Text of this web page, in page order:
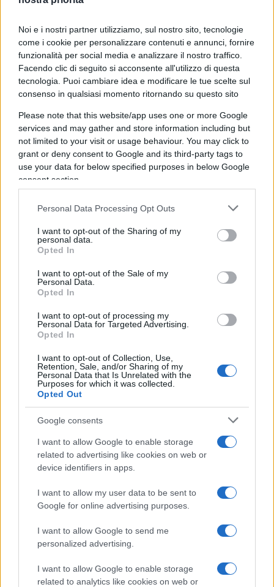
Noi e i nostri partner utilizziamo, sul nostro sito, tecnologie
come i cookie per personalizzare contenuti e annunci, fornire
funzionalità per social media e analizzare il nostro traffico.
Facendo clic di seguito si acconsente all'utilizzo di questa
tecnologia. Puoi cambiare idea e modificare le tue scelte sul
consenso in qualsiasi momento ritornando su questo sito
Please note that this website/app uses one or more Google
services and may gather and store information including but
not limited to your visit or usage behaviour. You may click to
grant or deny consent to Google and its third-party tags to
use your data for below specified purposes in below Google
consent section.
Personal Data Processing Opt Outs
I want to opt-out of the Sharing of my
personal data.
Opted In
I want to opt-out of the Sale of my
Personal Data.
Opted In
I want to opt-out of processing my
Personal Data for Targeted Advertising.
Opted In
I want to opt-out of Collection, Use,
Retention, Sale, and/or Sharing of my
Personal Data that Is Unrelated with the
Purposes for which it was collected.
Opted Out
Google consents
I want to allow Google to enable storage
related to advertising like cookies on web or
device identifiers in apps.
I want to allow my user data to be sent to
Google for online advertising purposes.
I want to allow Google to send me
personalized advertising.
I want to allow Google to enable storage
related to analytics like cookies on web or
spirito che stupiva, un rigore piemontese e un
compiuta del suo destino, almeno per noi, è stata
la Scuola che ha messo in piedi. Gli dèi hanno
assegnato ad Enrico la massima «porzione di
gloria» che si possa immaginare: l’affetto
incondizionato di chi gli è grato per ciò che ha
dato senza chiedere mai niente in cambio.
Morbelli ci ha insegnato a ragionare, ha regalato a
tutti noi la sua inarrestabile capacità
organizzativa, senza alcun fine di lucro e gloria.
Antonio Martino, che conobbi proprio grazie alla
Scuola, diceva: «Morbelli non chiede, non prega.
Ovviamente si tratta di un paradosso, di quelli in
salsa sicula-cicaghiana. Ogni volta che Enrico si
ambito scolaresco, era come se fosse ovvio che lo
ottenesse. Come quando mi telefonò per fare una
conversazione pubblica proprio con Martino. Un
onore più che una richiesta.Nessuno più di
Morbelli ha meritato riconoscimenti pubblici e
istituzionalio almeno un fiero riconoscimento
da parte della borghesia liberale. Che non ha mai
davvero avuto. Era talmente serio che non si
prendeva sul serio. Un mito, per noi. Lui ci
riderebbe.
Nicola Porro perIl Giornale31 agosto 2025
Nicolaporro.it è anche su Whatsapp. È
per iscriversi al canale ed
essere sempre aggiornati (gratis).